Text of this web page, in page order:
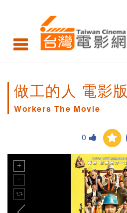
做工的人 電影版
Workers The Movie
0